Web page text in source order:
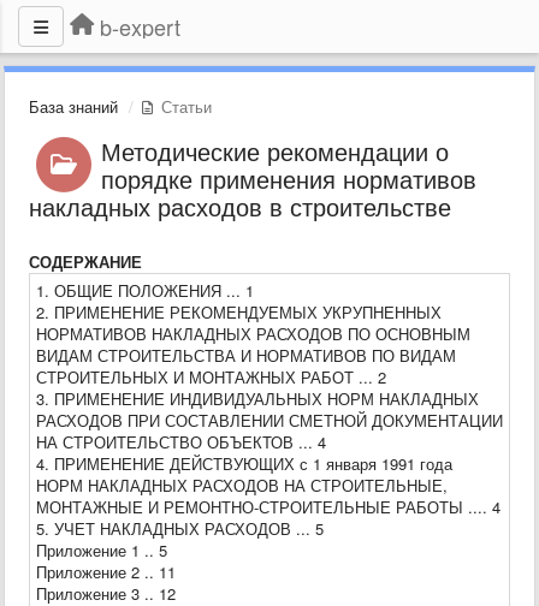
b-expert
База знаний Статьи
Методические рекомендации о
порядке применения нормативов
накладных расходов в строительстве
СОДЕРЖАНИЕ
1. ОБЩИЕ ПОЛОЖЕНИЯ ... 1
2. ПРИМЕНЕНИЕ РЕКОМЕНДУЕМЫХ УКРУПНЕННЫХ
НОРМАТИВОВ НАКЛАДНЫХ РАСХОДОВ ПО ОСНОВНЫМ
ВИДАМ СТРОИТЕЛЬСТВА И НОРМАТИВОВ ПО ВИДАМ
СТРОИТЕЛЬНЫХ И МОНТАЖНЫХ РАБОТ ... 2
3. ПРИМЕНЕНИЕ ИНДИВИДУАЛЬНЫХ НОРМ НАКЛАДНЫХ
РАСХОДОВ ПРИ СОСТАВЛЕНИИ СМЕТНОЙ ДОКУМЕНТАЦИИ
НА СТРОИТЕЛЬСТВО ОБЪЕКТОВ ... 4
4. ПРИМЕНЕНИЕ ДЕЙСТВУЮЩИХ с 1 января 1991 года
НОРМ НАКЛАДНЫХ РАСХОДОВ НА СТРОИТЕЛЬНЫЕ,
МОНТАЖНЫЕ И РЕМОНТНО-СТРОИТЕЛЬНЫЕ РАБОТЫ .... 4
5. УЧЕТ НАКЛАДНЫХ РАСХОДОВ ... 5
Приложение 1 .. 5
Приложение 2 .. 11
Приложение 3 .. 12